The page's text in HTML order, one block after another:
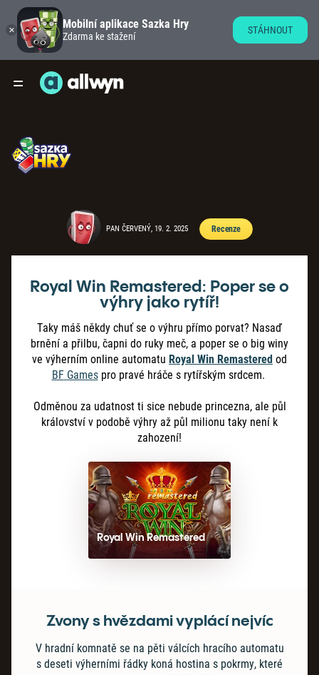
PAN ČERVENÝ, 19. 2. 2025 Recenze
Royal Win Remastered: Poper se o
výhry jako rytíř!
Taky máš někdy chuť se o výhru přímo porvat? Nasaď
brnění a přilbu, čapni do ruky meč, a poper se o big winy
ve výherním online automatu Royal Win Remastered od
BF Gamespro pravé hráče s rytířským srdcem.
Odměnou za udatnost ti sice nebude princezna, ale půl
království v podobě výhry až půl milionu taky není k
zahození!
Royal Win Remastered
Zvony s hvězdami vyplácí nejvíc
V hradní komnatě se na pěti válcích hracího automatu
s deseti výherními řádky koná hostina s pokrmy, které
Mobilní aplikace Sazka Hry
Zdarma ke stažení
STÁHNOUT